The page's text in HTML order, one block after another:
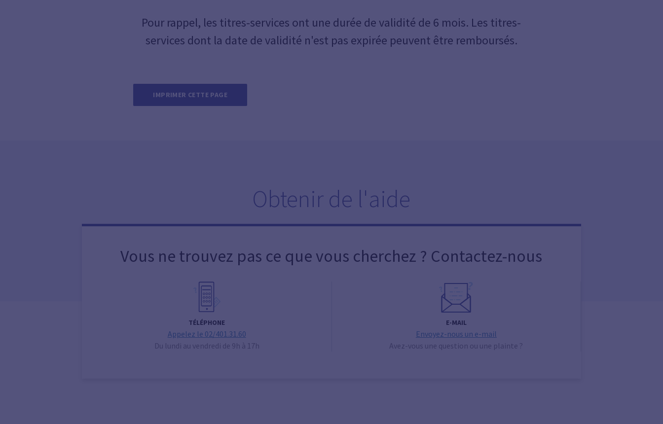
Pour rappel, les titres-services ont une durée de validité de 6 mois. Les titres-
services dont la date de validité n'est pas expirée peuvent être remboursés.
IMPRIMER CETTE PAGE
Obtenir de l'aide
Vous ne trouvez pas ce que vous cherchez ? Contactez-nous
TÉLÉPHONE
Appelez le 02/401.31.60
Du lundi au vendredi de 9h à 17h
E-MAIL
Envoyez-nous un e-mail
Avez-vous une question ou une plainte ?